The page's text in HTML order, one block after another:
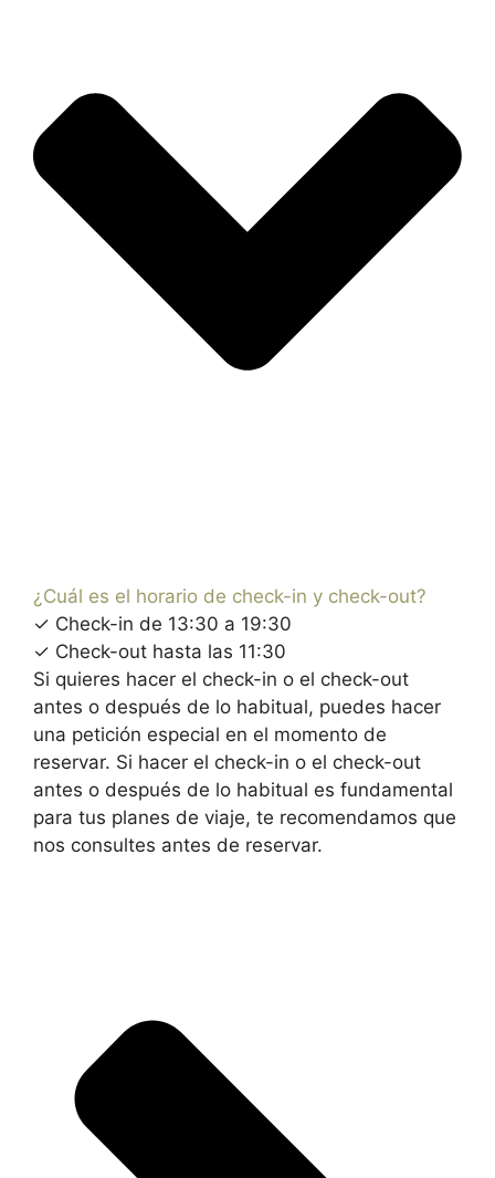
¿Cuál es el horario de check-in y check-out?
✓ Check-in de 13:30 a 19:30
✓ Check-out hasta las 11:30
Si quieres hacer el check-in o el check-out
antes o después de lo habitual, puedes hacer
una petición especial en el momento de
reservar. Si hacer el check-in o el check-out
antes o después de lo habitual es fundamental
para tus planes de viaje, te recomendamos que
nos consultes antes de reservar.